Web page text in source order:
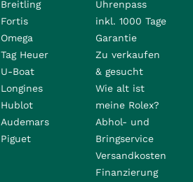
Breitling
Fortis
Omega
Tag Heuer
U-Boat
Longines
Hublot
Audemars
Piguet
Uhrenpass
inkl. 1000 Tage
Garantie
Zu verkaufen
& gesucht
Wie alt ist
meine Rolex?
Abhol- und
Bringservice
Versandkosten
Finanzierung